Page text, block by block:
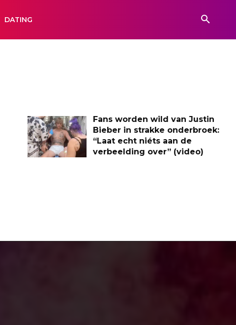
DATING
Fans worden wild van Justin
Bieber in strakke onderbroek:
“Laat echt niéts aan de
verbeelding over” (video)